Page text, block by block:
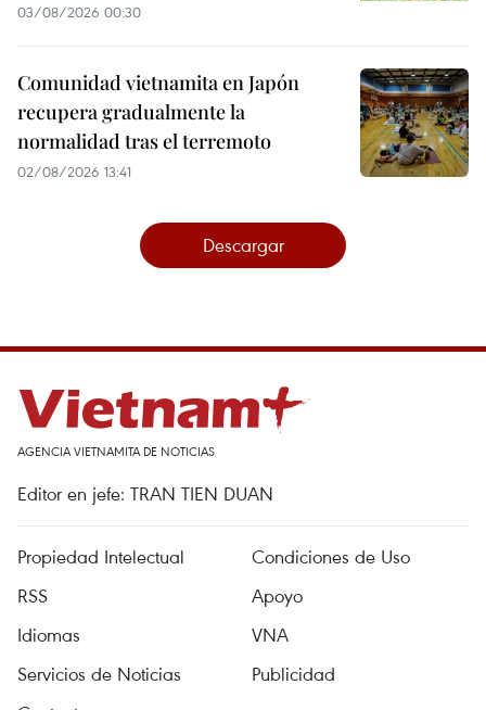
03/08/2026 00:30
Comunidad vietnamita en Japón
recupera gradualmente la
normalidad tras el terremoto
02/08/2026 13:41
Descargar
AGENCIA VIETNAMITA DE NOTICIAS
Editor en jefe: TRAN TIEN DUAN
Propiedad Intelectual
Condiciones de Uso
RSS
Apoyo
Idiomas
VNA
Servicios de Noticias
Publicidad